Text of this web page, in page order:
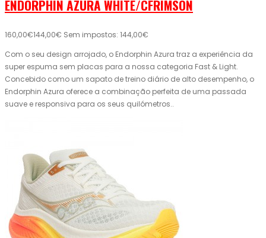
ENDORPHIN AZURA WHITE/CFRIMSON
160,00€144,00€ Sem impostos: 144,00€
Com o seu design arrojado, o Endorphin Azura traz a experiência da
super espuma sem placas para a nossa categoria Fast & Light.
Concebido como um sapato de treino diário de alto desempenho, o
Endorphin Azura oferece a combinação perfeita de uma passada
suave e responsiva para os seus quilómetros..